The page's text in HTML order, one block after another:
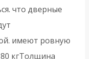
что дверные
имеют ровную
кгТолщина